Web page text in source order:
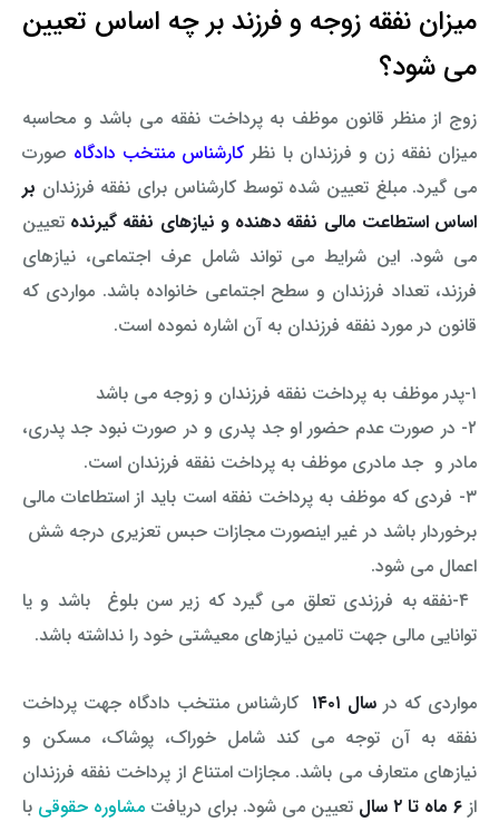
میزان نفقه زوجه و فرزند بر چه اساس تعیین
می شود؟
زوج از منظر قانون موظف به پرداخت نفقه می باشد و محاسبه
میزان نفقه زن و فرزندان با نظرکارشناس منتخب دادگاه صورت
می گیرد. مبلغ تعیین شده توسط کارشناس برای نفقه فرزندان بر
اساس استطاعت مالی نفقه دهنده و نیازهای نفقه گیرنده تعیین
می شود. این شرایط می تواند شامل عرف اجتماعی، نیازهای
فرزند، تعداد فرزندان و سطح اجتماعی خانواده باشد. مواردی که
قانون در مورد نفقه فرزندان به آن اشاره نموده است.
۱-پدر موظف به پرداخت نفقه فرزندان و زوجه می باشد
۲- در صورت عدم حضور او جد پدری و در صورت نبود جد پدری،
مادر و جد مادری موظف به پرداخت نفقه فرزندان است.
۳- فردی که موظف به پرداخت نفقه است باید از استطاعات مالی
برخوردار باشد در غیر اینصورت مجازات حبس تعزیری درجه شش
اعمال می شود.
۴-نفقه به فرزندی تعلق می گیرد که زیر سن بلوغ باشد و یا
توانایی مالی جهت تامین نیازهای معیشتی خود را نداشته باشد.
مواردی که در سال ۱۴۰۱
کارشناس منتخب دادگاه جهت پرداخت
نفقه به آن توجه می کند شامل خوراک، پوشاک، مسکن و
نیازهای متعارف می باشد. مجازات امتناع از پرداخت نفقه فرزندان
از ۶ ماه تا ۲ سال تعیین می شود. برای دریافت مشاوره حقوقی با